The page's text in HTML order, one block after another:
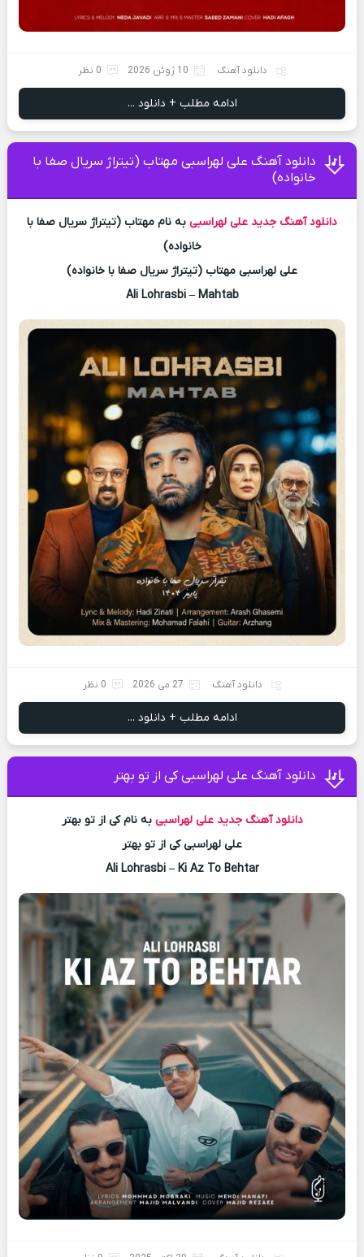
دانلود آهنگ 10 ژوئن 2026 0 نظر
ادامه مطلب + دانلود ...
دانلود آهنگ علی لهراسبی مهتاب (تیتراژ سریال صفا با
خانواده)
دانلود آهنگ جدید علی لهراسبی به نام مهتاب (تیتراژ سریال صفا با
خانواده)
علی لهراسبی مهتاب (تیتراژ سریال صفا با خانواده)
Ali Lohrasbi – Mahtab
دانلود آهنگ 27 می 2026 0 نظر
ادامه مطلب + دانلود ...
دانلود آهنگ علی لهراسبی کی از تو ‌بهتر
دانلود آهنگ جدید علی لهراسبی به نام کی از تو ‌بهتر
علی لهراسبی کی از تو ‌بهتر
Ali Lohrasbi – Ki Az To Behtar